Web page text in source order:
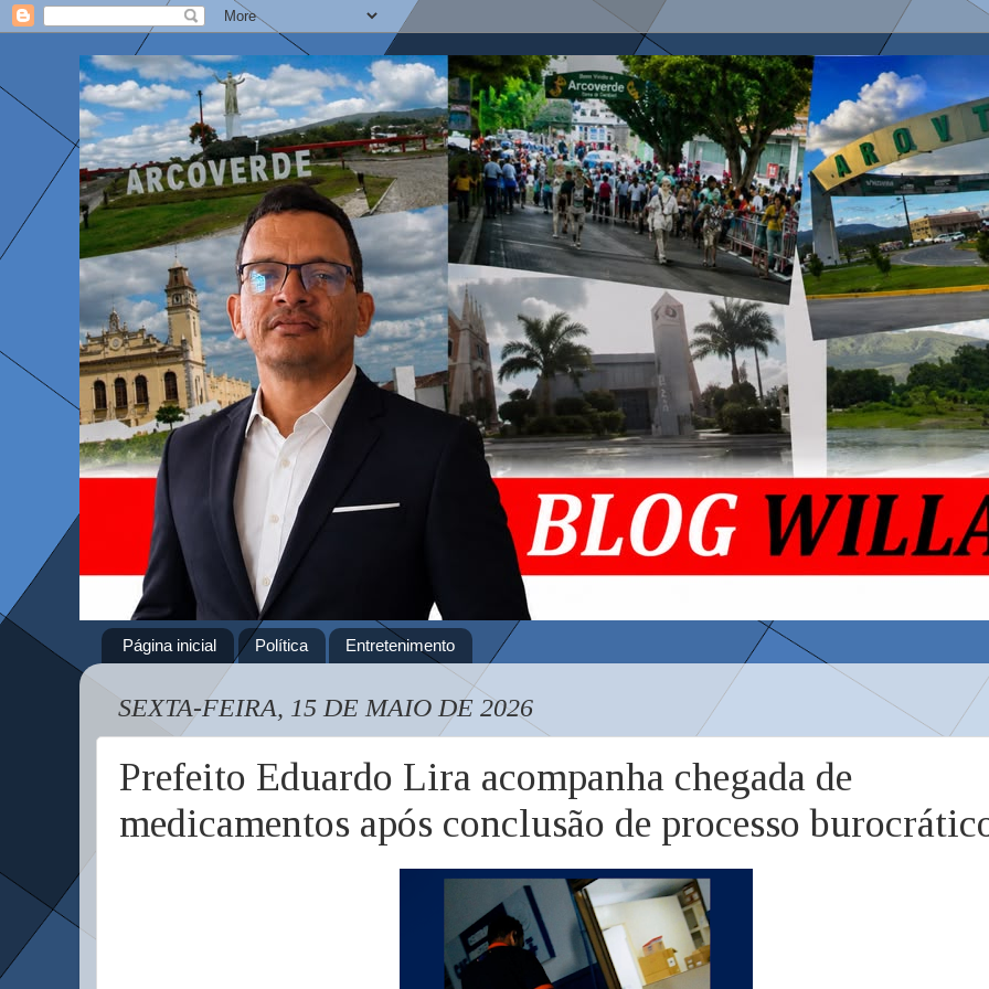
Página inicial Política Entretenimento
SEXTA-FEIRA, 15 DE MAIO DE 2026
Prefeito Eduardo Lira acompanha chegada de
medicamentos após conclusão de processo